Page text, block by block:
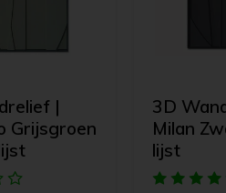
|
Grijsgroen
3D
Milan
lijst